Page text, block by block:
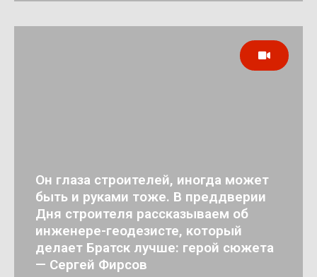
Он глаза строителей, иногда может
быть и руками тоже. В преддверии
Дня строителя рассказываем об
инженере-геодезисте, который
делает Братск лучше: герой сюжета
— Сергей Фирсов